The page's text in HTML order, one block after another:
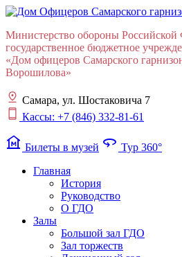
Министерство обороны Российской
государственное бюджетное
«Дом офицеров Cамарского
Ворошилова»
Самара, ул. Шостаковича 7
Кассы: +7 (846) 332-81-61
museum Билеты в музей 360 Тур 360°
Главная
История
Руководство
О ГДО
Залы
Большой зал ГДО
Зал торжеств